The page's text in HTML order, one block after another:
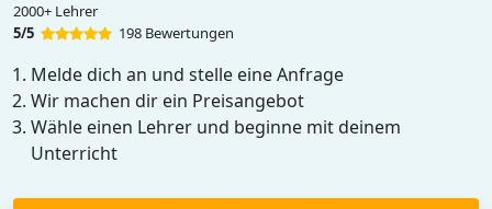
2000+ Lehrer
5/5
198 Bewertungen
Melde dich an und stelle eine Anfrage
Wir machen dir ein Preisangebot
Wähle einen Lehrer und beginne mit deinem
Unterricht